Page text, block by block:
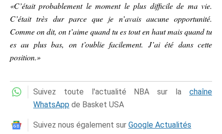
«C’était probablement le moment le plus difficile de ma vie.
C’était très dur parce que je n’avais aucune opportunité.
Comme on dit, on t’aime quand tu es tout en haut mais quand tu
es au plus bas, on t’oublie facilement. J’ai été dans cette
position.»
Suivez toute l'actualité NBA sur la chaîne
WhatsApp de Basket USA
Suivez nous également sur Google Actualités